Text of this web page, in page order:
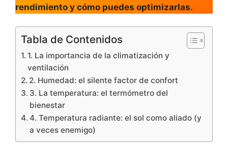
rendimiento y cómo puedes optimizarlas.
Tabla de Contenidos
1. La importancia de la climatización y
ventilación
2. Humedad: el silente factor de confort
3. La temperatura: el termómetro del
bienestar
4. Temperatura radiante: el sol como aliado (y
a veces enemigo)